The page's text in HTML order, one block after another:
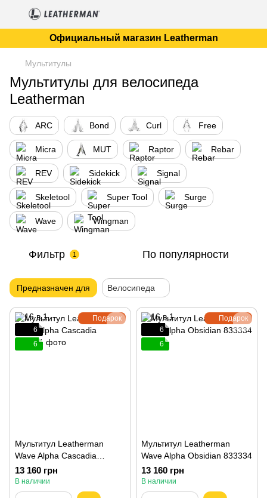
Официальный магазин Leatherman
Мультитулы
Мультитулы для велосипеда
Leatherman
ARC Bond Curl Free
Micra MUT Raptor Rebar
REV Sidekick Signal
Skeletool Super Tool Surge
Wave Wingman
Фильтр 1 По популярности
Предназначен для Велосипеда
Подарок
6
6
Мультитул Leatherman
Wave Alpha Cascadia
833401
13 160 грн
В наличии
Подарок
6
6
Мультитул Leatherman
Wave Alpha Obsidian 833334
13 160 грн
В наличии